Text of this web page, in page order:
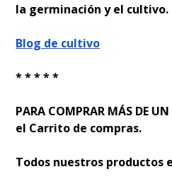
la germinación y el cultivo.
Blog de cultivo
* * * * *
PARA COMPRAR MÁS DE
el Carrito de compras.
Todos nuestros productos